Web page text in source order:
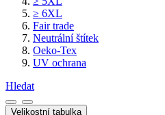
≥ 6XL
Fair trade
Neutrální štítek
Oeko-Tex
UV ochrana
Hledat
Velikostní tabulka